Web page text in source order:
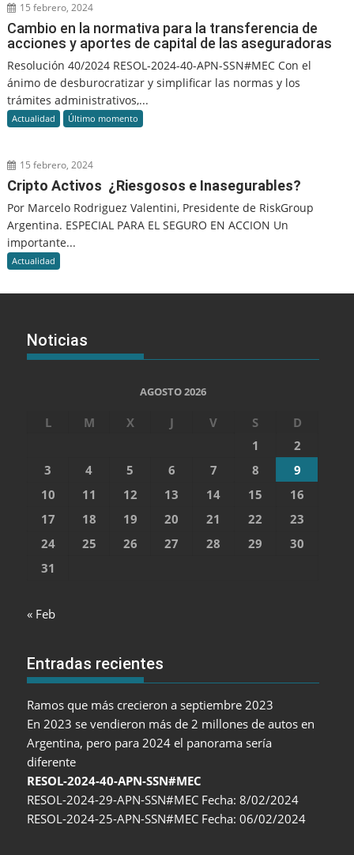
15 febrero, 2024
Cambio en la normativa para la transferencia de
acciones y aportes de capital de las aseguradoras
Resolución 40/2024 RESOL-2024-40-APN-SSN#MEC Con el
ánimo de desburocratizar y simplificar las normas y los
trámites administrativos,...
Actualidad Último momento
15 febrero, 2024
Cripto Activos ¿Riesgosos e Inasegurables?
Por Marcelo Rodriguez Valentini, Presidente de RiskGroup
Argentina. ESPECIAL PARA EL SEGURO EN ACCION Un
importante...
Actualidad
Noticias
AGOSTO 2026
L M X J V S
D
1
2
3
4 5 6 7 8
9
10
11 12 13 14 15
16
17
18 19 20 21 22
23
24
25 26 27 28 29
30
31
« Feb
Entradas recientes
Ramos que más crecieron a septiembre 2023
En 2023 se vendieron más de 2 millones de autos en
Argentina, pero para 2024 el panorama sería
diferente
RESOL-2024-40-APN-SSN#MEC
RESOL-2024-29-APN-SSN#MEC Fecha: 8/02/2024
RESOL-2024-25-APN-SSN#MEC Fecha: 06/02/2024